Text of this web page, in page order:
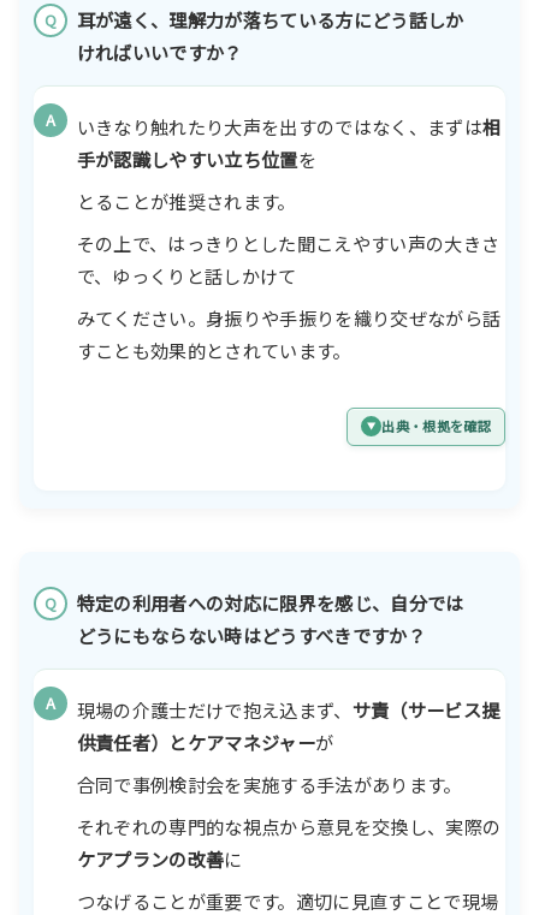
Q
耳が遠く、理解力が落ちている方にどう話しか
ければいいですか？
A いきなり触れたり大声を出すのではなく、まずは相
手が認識しやすい立ち位置を
とることが推奨されます。
その上で、はっきりとした聞こえやすい声の大きさ
で、ゆっくりと話しかけて
みてください。身振りや手振りを織り交ぜながら話
すことも効果的とされています。
出典・根拠を確認
Q
特定の利用者への対応に限界を感じ、自分では
どうにもならない時はどうすべきですか？
A 現場の介護士だけで抱え込まず、 サ責（サービス提
供責任者）とケアマネジャーが
合同で事例検討会を実施する手法があります。
それぞれの専門的な視点から意見を交換し、実際の
ケアプランの改善に
つなげることが重要です。適切に見直すことで現場